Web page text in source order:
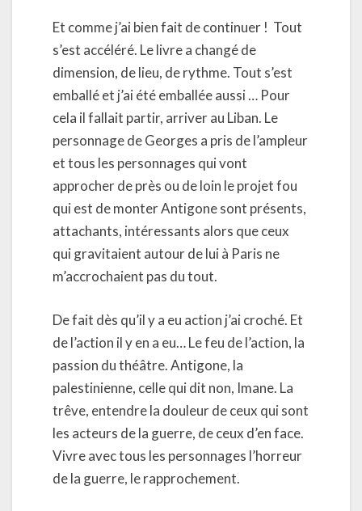
Et comme j’ai bien fait de continuer ! Tout
s’est accéléré. Le livre a changé de
dimension, de lieu, de rythme. Tout s’est
emballé et j’ai été emballée aussi … Pour
cela il fallait partir, arriver au Liban. Le
personnage de Georges a pris de l’ampleur
et tous les personnages qui vont
approcher de près ou de loin le projet fou
qui est de monter Antigone sont présents,
attachants, intéressants alors que ceux
qui gravitaient autour de lui à Paris ne
m’accrochaient pas du tout.
De fait dès qu’il y a eu action j’ai croché. Et
de l’action il y en a eu… Le feu de l’action, la
passion du théâtre. Antigone, la
palestinienne, celle qui dit non, Imane. La
trêve, entendre la douleur de ceux qui sont
les acteurs de la guerre, de ceux d’en face.
Vivre avec tous les personnages l’horreur
de la guerre, le rapprochement.